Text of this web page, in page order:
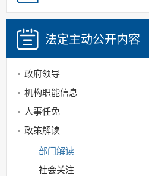
法定主动公开内容
政府领导
机构职能信息
人事任免
政策解读
部门解读
社会关注